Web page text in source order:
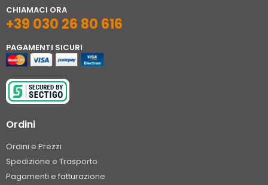
CHIAMACI ORA
+39 030 26 80 616
PAGAMENTI SICURI
Ordini
Ordini e Prezzi
Spedizione e Trasporto
Pagamenti e fatturazione